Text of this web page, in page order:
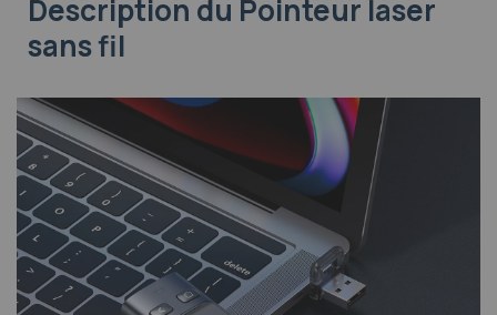
Description du Pointeur laser
sans fil